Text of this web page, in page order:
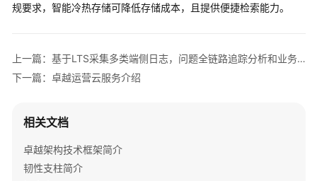
支
成
本
支
卓
规要求，智能冷热存储可降低存储成本，且提供便捷检索能力。
上一篇：基于LTS采集多类端侧日志，问题全链路追踪分析和业务运营分析
下一篇：卓越运营云服务介绍
相关文档
卓越架构技术框架简介
韧性支柱简介